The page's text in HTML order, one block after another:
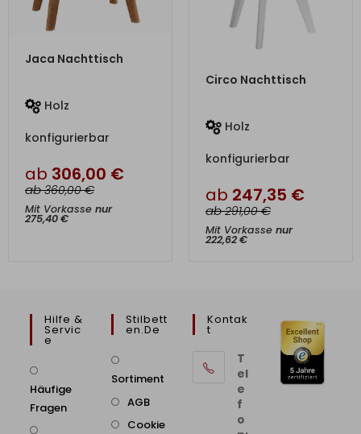
ZUM PRODUKT
Jaca Nachttisch
Holz
konfigurierbar
ab 306,00 €
ab 360,00€
Mit Vorkasse nur
275,40€
ZUM PRODUKT
Circo Nachttisch
Holz
konfigurierbar
ab 247,35 €
ab 291,00€
Mit Vorkasse nur
222,62€
Hilfe &
Servic
E
Häufige
Fragen
Stilbett
En.de
Sortiment
AGB
Cookie
Kontak
T
T
el
e
f
o